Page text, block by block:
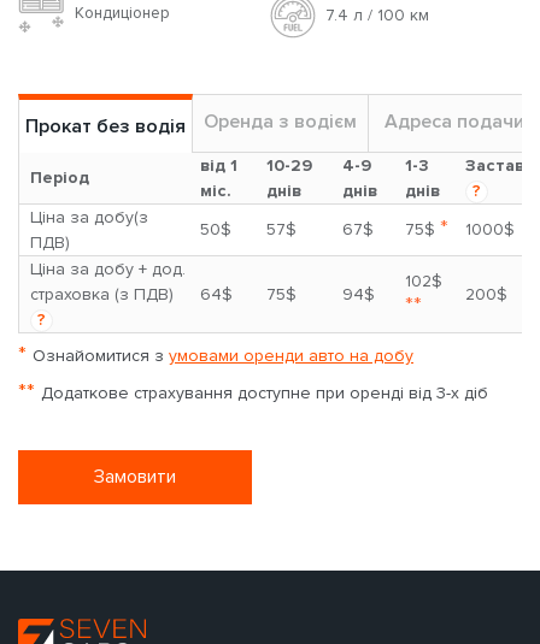
Кондиціонер 7.4 л / 100 км
Прокат без водія Оренда з водієм Адреса подачи
Період
від 1
міс.
10-29
днів
4-9
днів
1-3
днів
Застава
?
Ціна за добу(з
ПДВ)
50$ 57$ 67$ 75$ *
1000$
Ціна за добу + дод.
страховка (з ПДВ)
?
64$ 75$ 94$
102$
** 200$
* Ознайомитися з умовами оренди авто на добу
** Додаткове страхування доступне при оренді від 3-х діб
Замовити